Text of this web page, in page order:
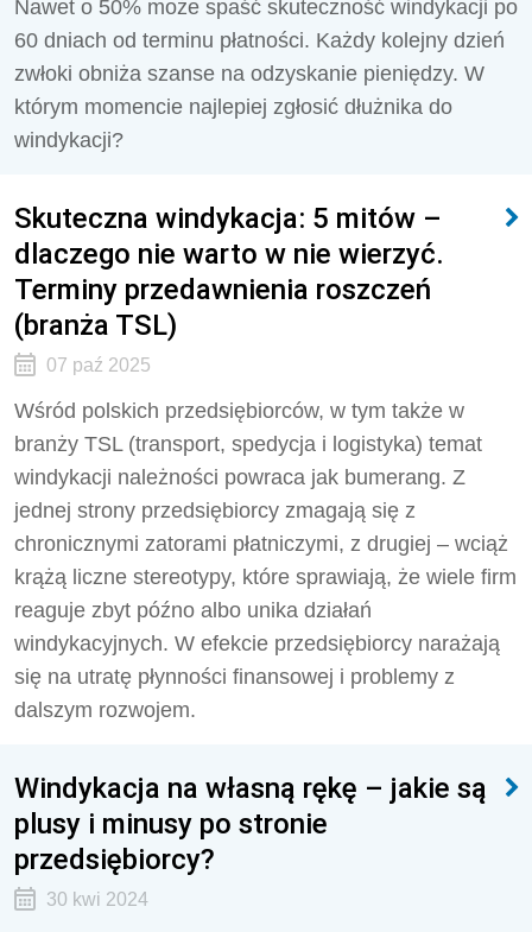
Nawet o 50% może spaść skuteczność windykacji po
60 dniach od terminu płatności. Każdy kolejny dzień
zwłoki obniża szanse na odzyskanie pieniędzy. W
którym momencie najlepiej zgłosić dłużnika do
windykacji?
Skuteczna windykacja: 5 mitów –
dlaczego nie warto w nie wierzyć.
Terminy przedawnienia roszczeń
(branża TSL)
07 paź 2025
Wśród polskich przedsiębiorców, w tym także w
branży TSL (transport, spedycja i logistyka) temat
windykacji należności powraca jak bumerang. Z
jednej strony przedsiębiorcy zmagają się z
chronicznymi zatorami płatniczymi, z drugiej – wciąż
krążą liczne stereotypy, które sprawiają, że wiele firm
reaguje zbyt późno albo unika działań
windykacyjnych. W efekcie przedsiębiorcy narażają
się na utratę płynności finansowej i problemy z
dalszym rozwojem.
Windykacja na własną rękę – jakie są
plusy i minusy po stronie
przedsiębiorcy?
30 kwi 2024